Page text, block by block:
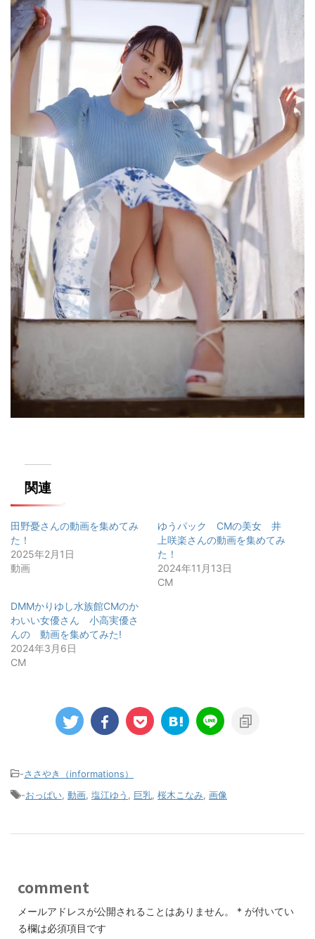
関連
田野憂さんの動画を集めてみ
た！
2025年2月1日
動画
ゆうパック CMの美女 井
上咲楽さんの動画を集めてみ
た！
2024年11月13日
CM
DMMかりゆし水族館CMのか
わいい女優さん 小高実優さ
んの゙動画を集めてみた!
2024年3月6日
CM
-ささやき（informations）
-おっぱい 動画 塩江ゆう 巨乳 桜木こなみ 画像
comment
メールアドレスが公開されることはありません。 * が付いてい
る欄は必須項目です